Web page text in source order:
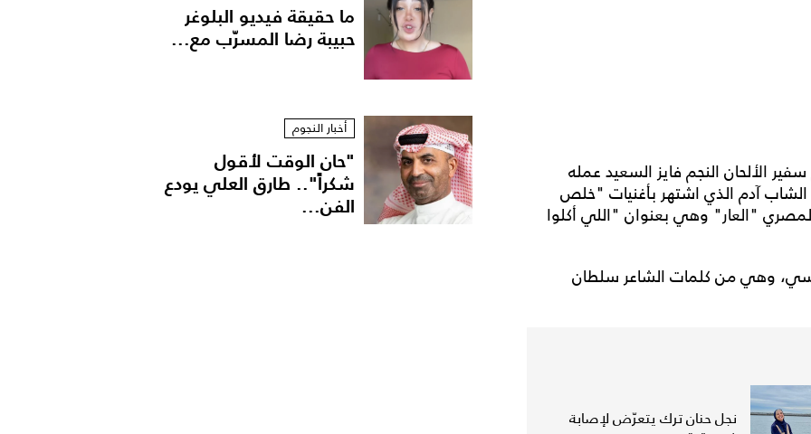
الألحان النجم فايز السعيد عمله
الشاب آدم الذي اشتهر بأغنيات "خلص
"العار" وهي بعنوان "اللي أكلوا
وهي من كلمات الشاعر سلطان
نجل حنان ترك يتعرّض لإصابة
ما حقيقة فيديو البلوغر
حبيبة رضا المسرّب مع...
أخبار النجوم
"حان الوقت لأقول
شكراً".. طارق العلي يودع
الفن...